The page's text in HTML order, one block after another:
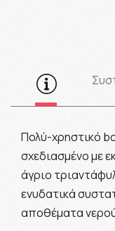
Πολύ-χρηστικό
σχεδιασμένο με
άγριο
ενυδατικά
αποθέματα